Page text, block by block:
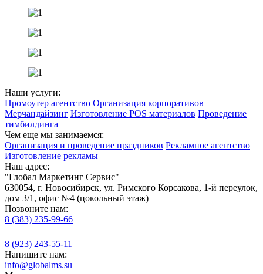
Наши услуги:
Промоутер агентство Организация корпоративов
Мерчандайзинг Изготовление POS материалов Проведение
тимбилдинга
Чем еще мы занимаемся:
Организация и проведение праздников Рекламное агентство
Изготовление рекламы
Наш адрес:
"Глобал Маркетинг Сервис"
630054, г. Новосибирск, ул. Римcкого Корсакова, 1-й переулок,
дом 3/1 , офис №4 (цокольный этаж)
Позвоните нам:
8 (383) 235-99-66
8 (923) 243-55-11
Напишите нам:
info@globalms.su